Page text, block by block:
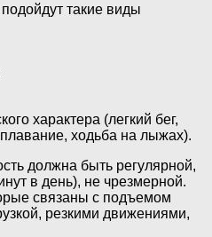
такие виды
характера (легкий бег,
ходьба на лыжах).
должна быть регулярной,
в день), не чрезмерной.
связаны с подъемом
резкими движениями,